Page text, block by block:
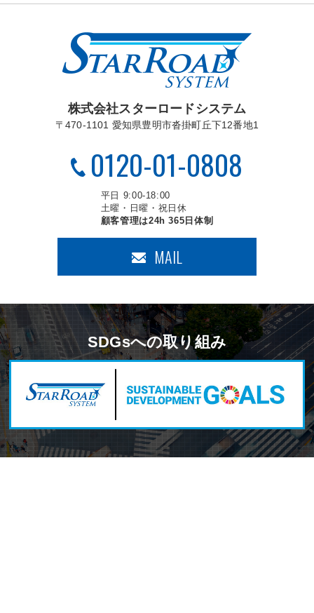
株式会社スターロードシステム
〒470-1101 愛知県豊明市沓掛町丘下12番地1
0120-01-0808
平日 9:00-18:00
土曜・日曜・祝日休
顧客管理は24h 365日体制
MAIL
SDGsへの取り組み